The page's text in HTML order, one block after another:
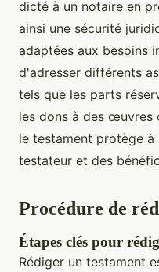
dicté à un notaire en
ainsi une sécurité
adaptées aux besoins
d'adresser différents
tels que les parts
les dons à des œuvres
le testament protège
testateur et des
Procédure de
Étapes clés pour
Rédiger un testament